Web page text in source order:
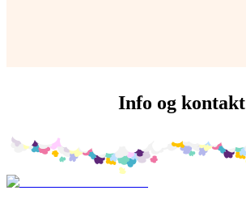
Info og kontakt